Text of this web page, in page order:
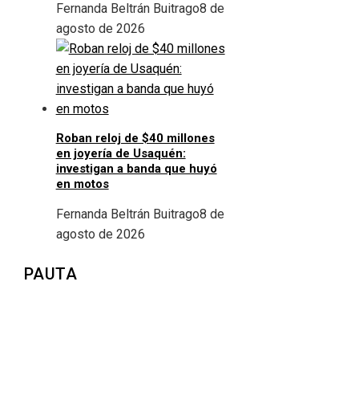
Fernanda Beltrán Buitrago8 de
agosto de 2026
Roban reloj de $40 millones
en joyería de Usaquén:
investigan a banda que huyó
en motos
Fernanda Beltrán Buitrago8 de
agosto de 2026
PAUTA